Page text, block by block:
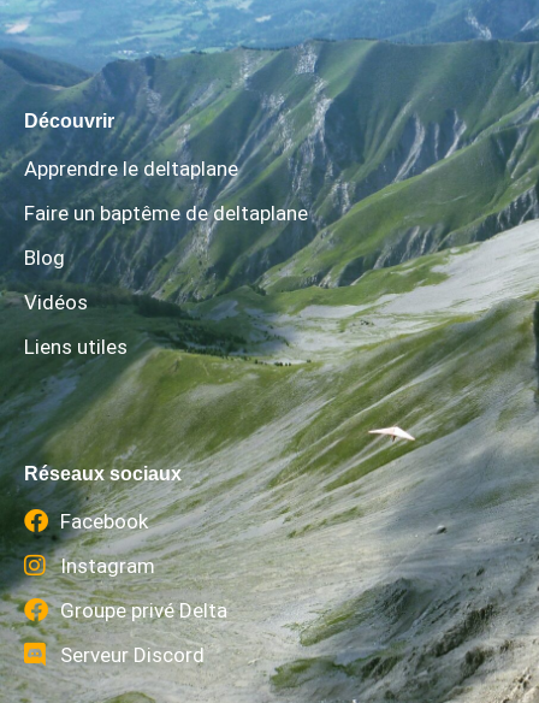
Découvrir
Apprendre le deltaplane
Faire un baptême de deltaplane
Blog
Vidéos
Liens utiles
Réseaux sociaux
Facebook
Instagram
Groupe privé Delta
Serveur Discord